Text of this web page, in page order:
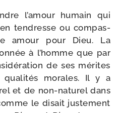
l’amour humain qui
ten­dresse ou com­pas­
amour pour Dieu. La
à l’homme que par
de ses mérites
qua­li­tés morales. Il y a
et de non-​naturel dans
le disait jus­te­ment